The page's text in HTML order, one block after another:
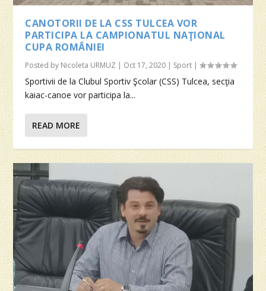
CANOTORII DE LA CSS TULCEA VOR
PARTICIPA LA CAMPIONATUL NAŢIONAL
CUPA ROMÂNIEI
Posted by Nicoleta URMUZ | Oct 17, 2020 | Sport |
Sportivii de la Clubul Sportiv Şcolar (CSS) Tulcea, secţia
kaiac-canoe vor participa la...
READ MORE